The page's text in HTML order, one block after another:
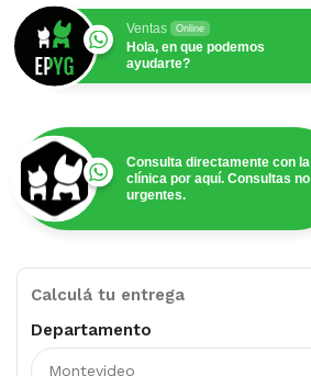
Ventas Online
Hola, en que podemos
ayudarte?
Consulta directamente con la
clínica por aquí. Consultas no
urgentes.
Calculá tu entrega
Departamento